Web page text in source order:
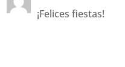
¡Felices fiestas!